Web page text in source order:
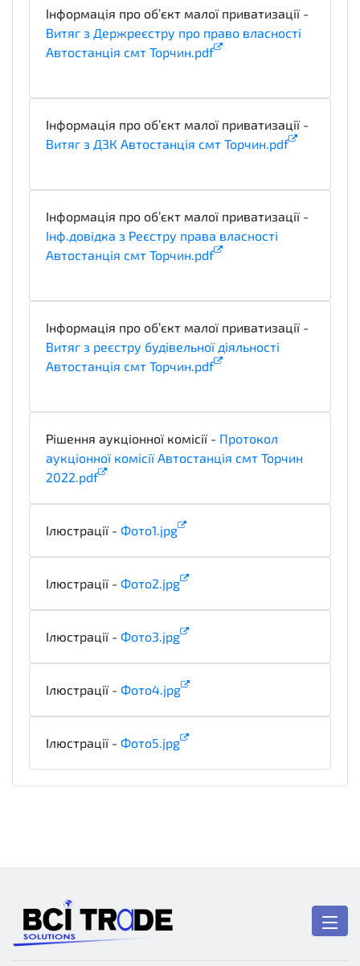
Інформація про об’єкт малої приватизації -
Витяг з Держреєстру про право власності
Автостанція смт Торчин.pdf
Інформація про об’єкт малої приватизації -
Витяг з ДЗК Автостанція смт Торчин.pdf
Інформація про об’єкт малої приватизації -
Інф.довідка з Реєстру права власності
Автостанція смт Торчин.pdf
Інформація про об’єкт малої приватизації -
Витяг з реєстру будівельної діяльності
Автостанція смт Торчин.pdf
Рішення аукціонної комісії - Протокол
аукціонної комісії Автостанція смт Торчин
2022.pdf
Ілюстрації - Фото1.jpg
Ілюстрації - Фото2.jpg
Ілюстрації - Фото3.jpg
Ілюстрації - Фото4.jpg
Ілюстрації - Фото5.jpg